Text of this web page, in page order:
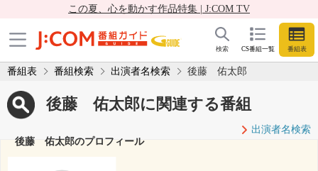
この夏、心を動かす作品特集 | J:COM TV
CS番組一覧 番組表
検索
番組表 番組検索 出演者名検索 後藤 佑太郎
後藤 佑太郎に関連する番組
出演者名検索
後藤 佑太郎のプロフィール